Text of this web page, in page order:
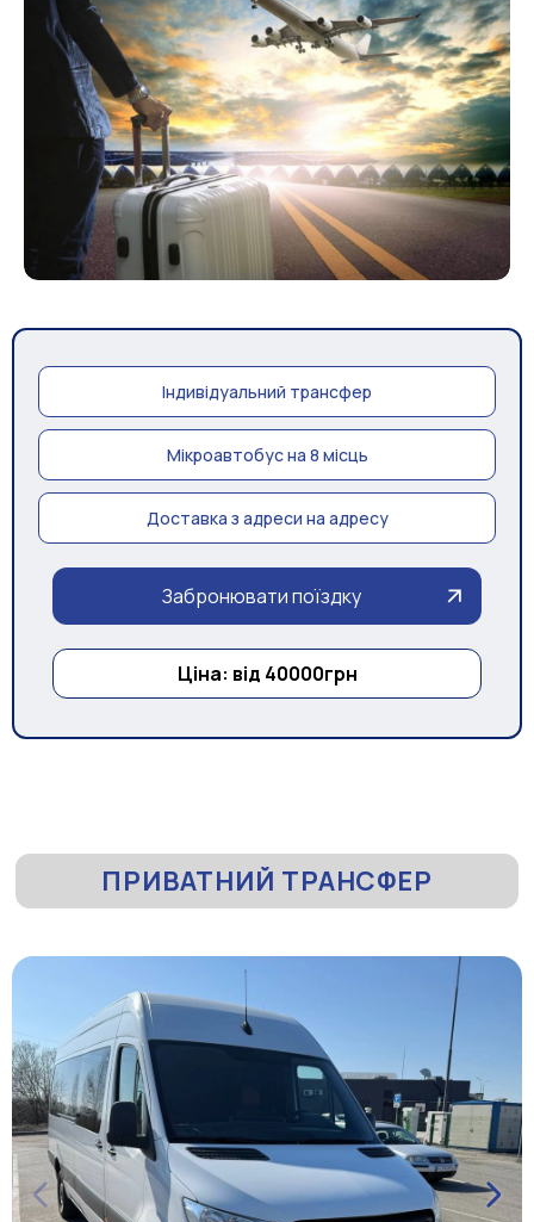
Індивідуальний трансфер
Мікроавтобус на 8 місць
Доставка з адреси на адресу
Забронювати поїздку
Ціна: від 40000грн
ПРИВАТНИЙ ТРАНСФЕР